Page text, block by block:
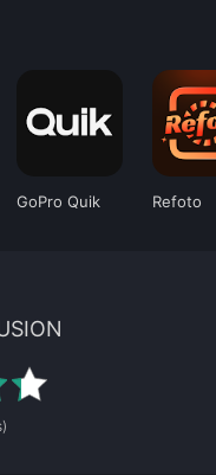
GoPro Quik Refoto